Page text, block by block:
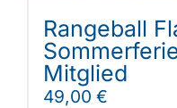
Rangeball
Mitglied
49,00 €